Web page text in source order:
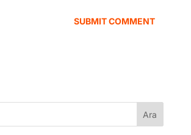
Ara